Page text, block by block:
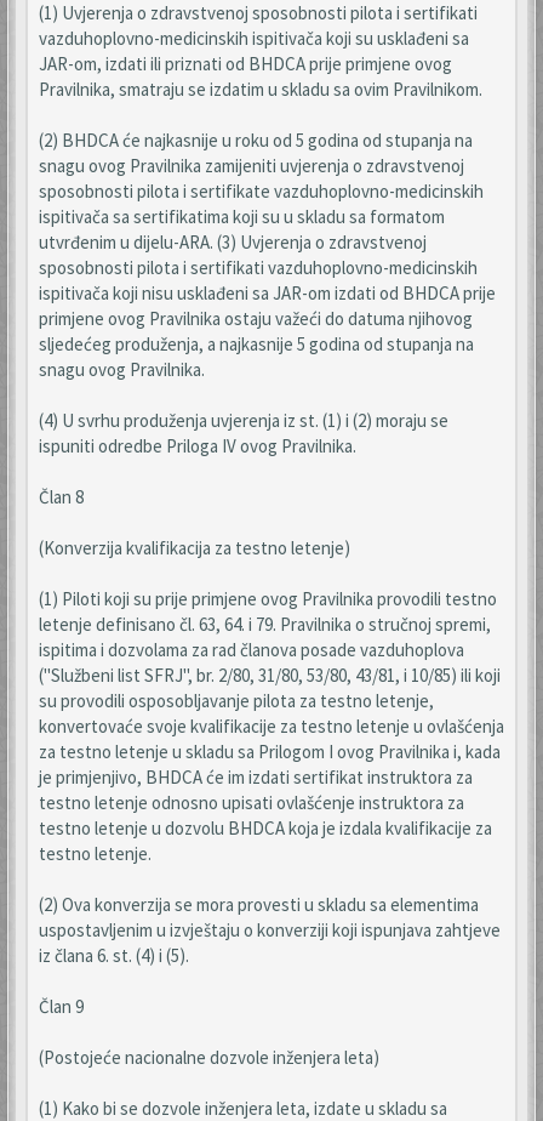
(1) Uvjerenja o zdravstvenoj sposobnosti pilota i sertifikati
vazduhoplovno-medicinskih ispitivača koji su usklađeni sa
JAR-om, izdati ili priznati od BHDCA prije primjene ovog
Pravilnika, smatraju se izdatim u skladu sa ovim Pravilnikom.
(2) BHDCA će najkasnije u roku od 5 godina od stupanja na
snagu ovog Pravilnika zamijeniti uvjerenja o zdravstvenoj
sposobnosti pilota i sertifikate vazduhoplovno-medicinskih
ispitivača sa sertifikatima koji su u skladu sa formatom
utvrđenim u dijelu-ARA. (3) Uvjerenja o zdravstvenoj
sposobnosti pilota i sertifikati vazduhoplovno-medicinskih
ispitivača koji nisu usklađeni sa JAR-om izdati od BHDCA prije
primjene ovog Pravilnika ostaju važeći do datuma njihovog
sljedećeg produženja, a najkasnije 5 godina od stupanja na
snagu ovog Pravilnika.
(4) U svrhu produženja uvjerenja iz st. (1) i (2) moraju se
ispuniti odredbe Priloga IV ovog Pravilnika.
Član 8
(Konverzija kvalifikacija za testno letenje)
(1) Piloti koji su prije primjene ovog Pravilnika provodili testno
letenje definisano čl. 63, 64. i 79. Pravilnika o stručnoj spremi,
ispitima i dozvolama za rad članova posade vazduhoplova
("Službeni list SFRJ", br. 2/80, 31/80, 53/80, 43/81, i 10/85) ili koji
su provodili osposobljavanje pilota za testno letenje,
konvertovaće svoje kvalifikacije za testno letenje u ovlašćenja
za testno letenje u skladu sa Prilogom I ovog Pravilnika i, kada
je primjenjivo, BHDCA će im izdati sertifikat instruktora za
testno letenje odnosno upisati ovlašćenje instruktora za
testno letenje u dozvolu BHDCA koja je izdala kvalifikacije za
testno letenje.
(2) Ova konverzija se mora provesti u skladu sa elementima
uspostavljenim u izvještaju o konverziji koji ispunjava zahtjeve
iz člana 6. st. (4) i (5).
Član 9
(Postojeće nacionalne dozvole inženjera leta)
(1) Kako bi se dozvole inženjera leta, izdate u skladu sa